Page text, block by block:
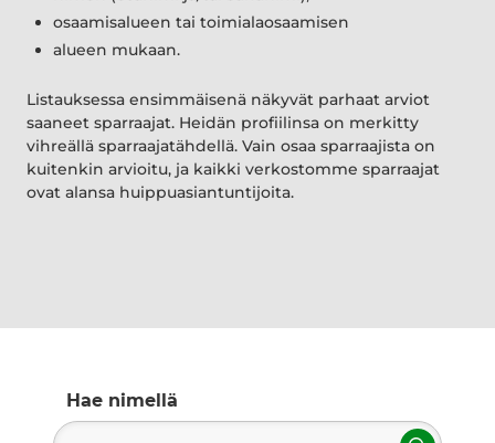
osaamisalueen tai toimialaosaamisen
alueen mukaan.
Listauksessa ensimmäisenä näkyvät parhaat arviot
saaneet sparraajat. Heidän profiilinsa on merkitty
vihreällä sparraajatähdellä. Vain osaa sparraajista on
kuitenkin arvioitu, ja kaikki verkostomme sparraajat
ovat alansa huippuasiantuntijoita.
Hae nimellä